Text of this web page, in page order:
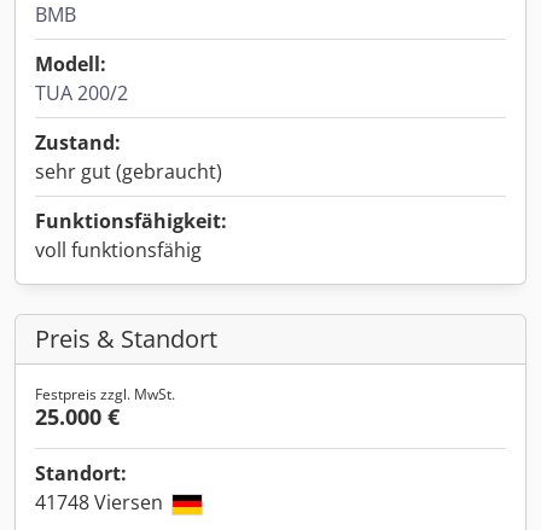
BMB
Modell:
TUA 200/2
Zustand:
sehr gut (gebraucht)
Funktionsfähigkeit:
voll funktionsfähig
Preis & Standort
Festpreis zzgl. MwSt.
25.000 €
Standort:
41748 Viersen